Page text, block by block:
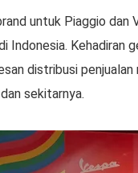
untuk Piaggio dan
Indonesia. Kehadiran
distribusi
sekitarnya.